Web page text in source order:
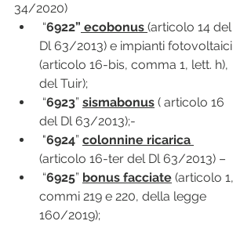
34/2020)
“6922” ecobonus (articolo 14 del
Dl 63/2013) e impianti fotovoltaici
(articolo 16-bis, comma 1, lett. h),
del Tuir);
“6923” sismabonus ( articolo 16
del Dl 63/2013);-
"6924” colonnine ricarica
(articolo 16-ter del Dl 63/2013) –
“6925” bonus facciate (articolo 1,
commi 219 e 220, della legge
160/2019);